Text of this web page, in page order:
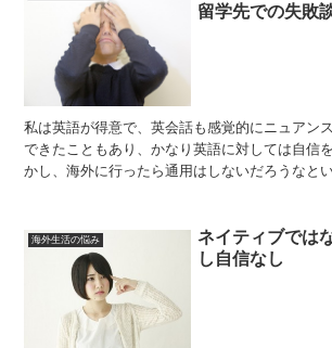
留学先での失敗
私は英語が得意で、英会話も感覚的にニュアン
できたこともあり、かなり英語に対しては自信
かし、海外に行ったら通用はしないだろうなと
海外生活の悩み
ネイティブでは
し自信なし